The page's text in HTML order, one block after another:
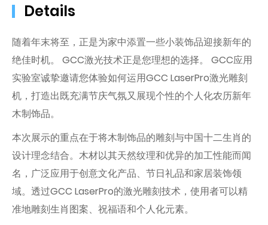
Details
随着年末将至，正是为家中添置一些小装饰品迎接新年的
绝佳时机。 GCC激光技术正是您理想的选​​择。 GCC应用
实验室诚挚邀请您体验如何运用GCC LaserPro激光雕刻
机，打造出既充满节庆气氛又展现个性的个人化农历新年
木制饰品。
本次展示的重点在于将木制饰品的雕刻与中国十二生肖的
设计理念结合。木材以其天然纹理和优异的加工性能而闻
名，广泛应用于创意文化产品、节日礼品和家居装饰领
域。透过GCC LaserPro的激光雕刻技术，使用者可以精
准地雕刻生肖图案、祝福语和个人化元素。